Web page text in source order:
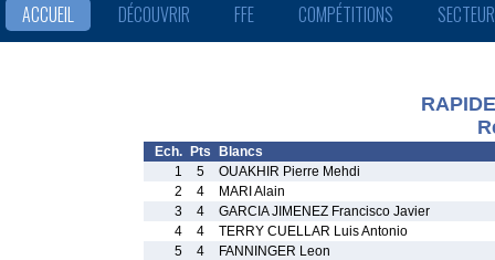
ACCUEIL DÉCOUVRIR FFE COMPÉTITIONS
Ech. Pts
Blancs
1
5
OUAKHIR Pierre Mehdi
2
4
MARI Alain
3
4
GARCIA JIMENEZ Francisco Javier
4
4
TERRY CUELLAR Luis Antonio
5
4
FANNINGER Leon